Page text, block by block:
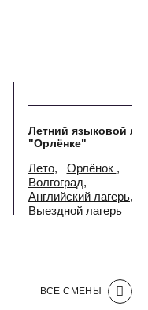
Летний языковой
"Орлёнке"
Лето
Орлёнок
Волгоград
Английский лагерь
Выездной лагерь
ВСЕ СМЕНЫ